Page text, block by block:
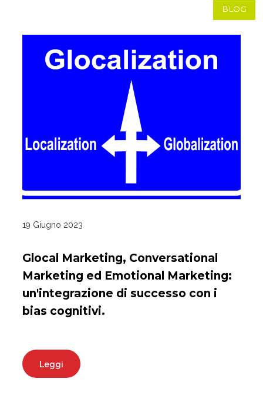
BLOG
19 Giugno 2023
Glocal Marketing, Conversational
Marketing ed Emotional Marketing:
un'integrazione di successo con i
bias cognitivi.
Leggi